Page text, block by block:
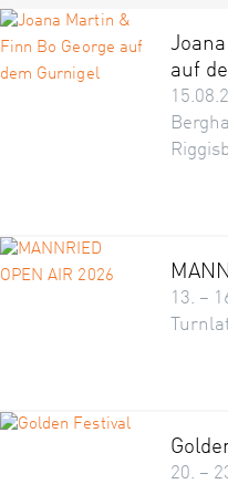
auf
13. –
20. –